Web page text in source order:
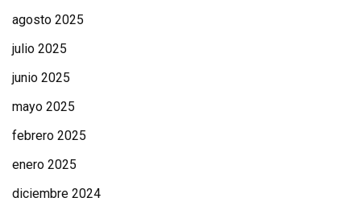
agosto 2025
julio 2025
junio 2025
mayo 2025
febrero 2025
enero 2025
diciembre 2024